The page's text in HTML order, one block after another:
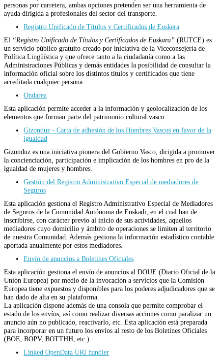
personas por carretera, ambas opciones pretenden ser una herramienta de
ayuda dirigida a profesionales del sector del transporte.
Registro Unificado de Títulos y Certificados de Euskera
El “Registro Unificado de Títulos y Certificados de Euskara” (RUTCE) es
un servicio público gratuito creado por iniciativa de la Viceconsejería de
Política Lingüística y que ofrece tanto a la ciudadanía como a las
Administraciones Públicas y demás entidades la posibilidad de consultar la
información oficial sobre los distintos títulos y certificados que tiene
acreditada cualquier persona.
Ondarea
Esta aplicación permite acceder a la información y geolocalización de los
elementos que forman parte del patrimonio cultural vasco.
Gizonduz - Carta de adhesión de los Hombres Vascos en favor de la
igualdad
Gizonduz es una iniciativa pionera del Gobierno Vasco, dirigida a promover
la concienciación, participación e implicación de los hombres en pro de la
igualdad de mujeres y hombres.
Gestión del Registro Administrativo Especial de mediadores de
Seguros
Esta aplicación gestiona el Registro Administrativo Especial de Mediadores
de Seguros de la Comunidad Autónoma de Euskadi, en el cual han de
inscribirse, con carácter previo al inicio de sus actividades, aquellos
mediadores cuyo domicilio y ámbito de operaciones se limiten al territorio
de nuestra Comunidad. Además gestiona la información estadístico contable
aportada anualmente por estos mediadores.
Envío de anuncios a Boletines Oficiales
Esta aplicación gestiona el envío de anuncios al DOUE (Diario Oficial de la
Unión Europea) por medio de la invocación a servicios que la Comisión
Europea tiene expuestos y disponibles para los poderes adjudicadores que se
han dado de alta en su plataforma.
La aplicación dispone además de una consola que permite comprobar el
estado de los envíos, así como realizar diversas acciones como paralizar un
anuncio aún no publicado, reactivarlo, etc. Esta aplicación está preparada
para incorporar en un futuro los envíos al resto de los Boletines Oficiales
(BOE, BOPV, BOTTHH, etc.).
Linked OpenData URI handler